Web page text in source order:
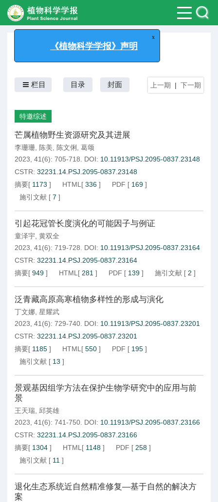
2023年 第41卷 第6期
上一期 | 下一期
栏目 目录 封面
特邀综述
芒属植物野生资源研究及其进展
李珊珊 陈美 陈文俐
葛颂
2023, 41(6): 705-718.
DOI: 10.11913/PSJ.2095-0837.23148
CSTR: 32231.14.PSJ.2095-0837.23148
摘要[ 1173 ] HTML [ 336 ] PDF [ 169 ]
施引文献 [ 7 ]
引起花冠管长度演化的可能因子与例证
童泽宇 黄双全
2023, 41(6): 719-728.
DOI: 10.11913/PSJ.2095-0837.23164
CSTR: 32231.14.PSJ.2095-0837.23164
摘要[ 949 ] HTML [ 281 ] PDF [ 139 ] 施引文献 [ 2 ]
泛青藏高原高寒植物多样性的形成与演化
丁文娜 星耀武
2023, 41(6): 729-740. DOI: 10.11913/PSJ.2095-0837.23201
CSTR: 32231.14.PSJ.2095-0837.23201
摘要[ 1185 ] HTML [ 550 ] PDF [ 195 ]
施引文献 [ 13 ]
景观基因组学方法在保护生物学研究中的应用与前
景
王天瑞 邱英雄
2023, 41(6): 741-750. DOI: 10.11913/PSJ.2095-0837.23166
CSTR: 32231.14.PSJ.2095-0837.23166
摘要[ 1304 ] HTML [ 1148 ] PDF [ 258 ]
施引文献 [ 11 ]
退化生态系统近自然精准修复—基于自然的解决方
案
《植物科学学报》声明